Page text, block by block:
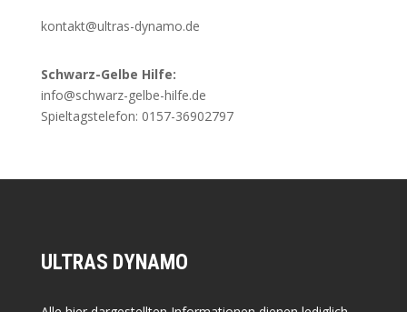
kontakt@ultras-dynamo.de
Schwarz-Gelbe Hilfe:
info@schwarz-gelbe-hilfe.de
Spieltagstelefon: 0157-36902797
ULTRAS DYNAMO